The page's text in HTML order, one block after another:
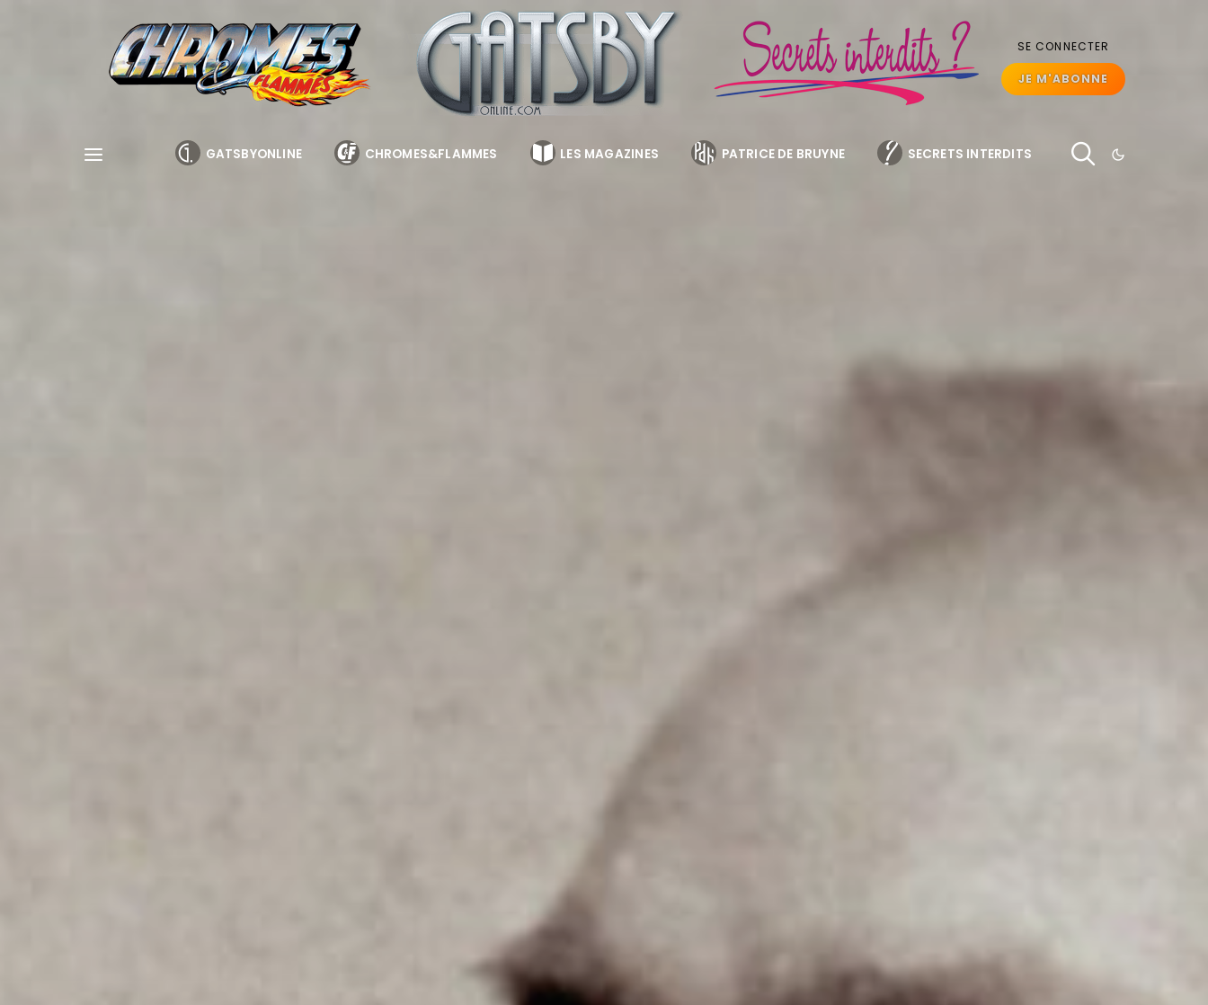
SE CONNECTER
JE M'ABONNE
GATSBYONLINE CHROMES&FLAMMES LES MAGAZINES PATRICE DE BRUYNE SECRETS INTERDITS